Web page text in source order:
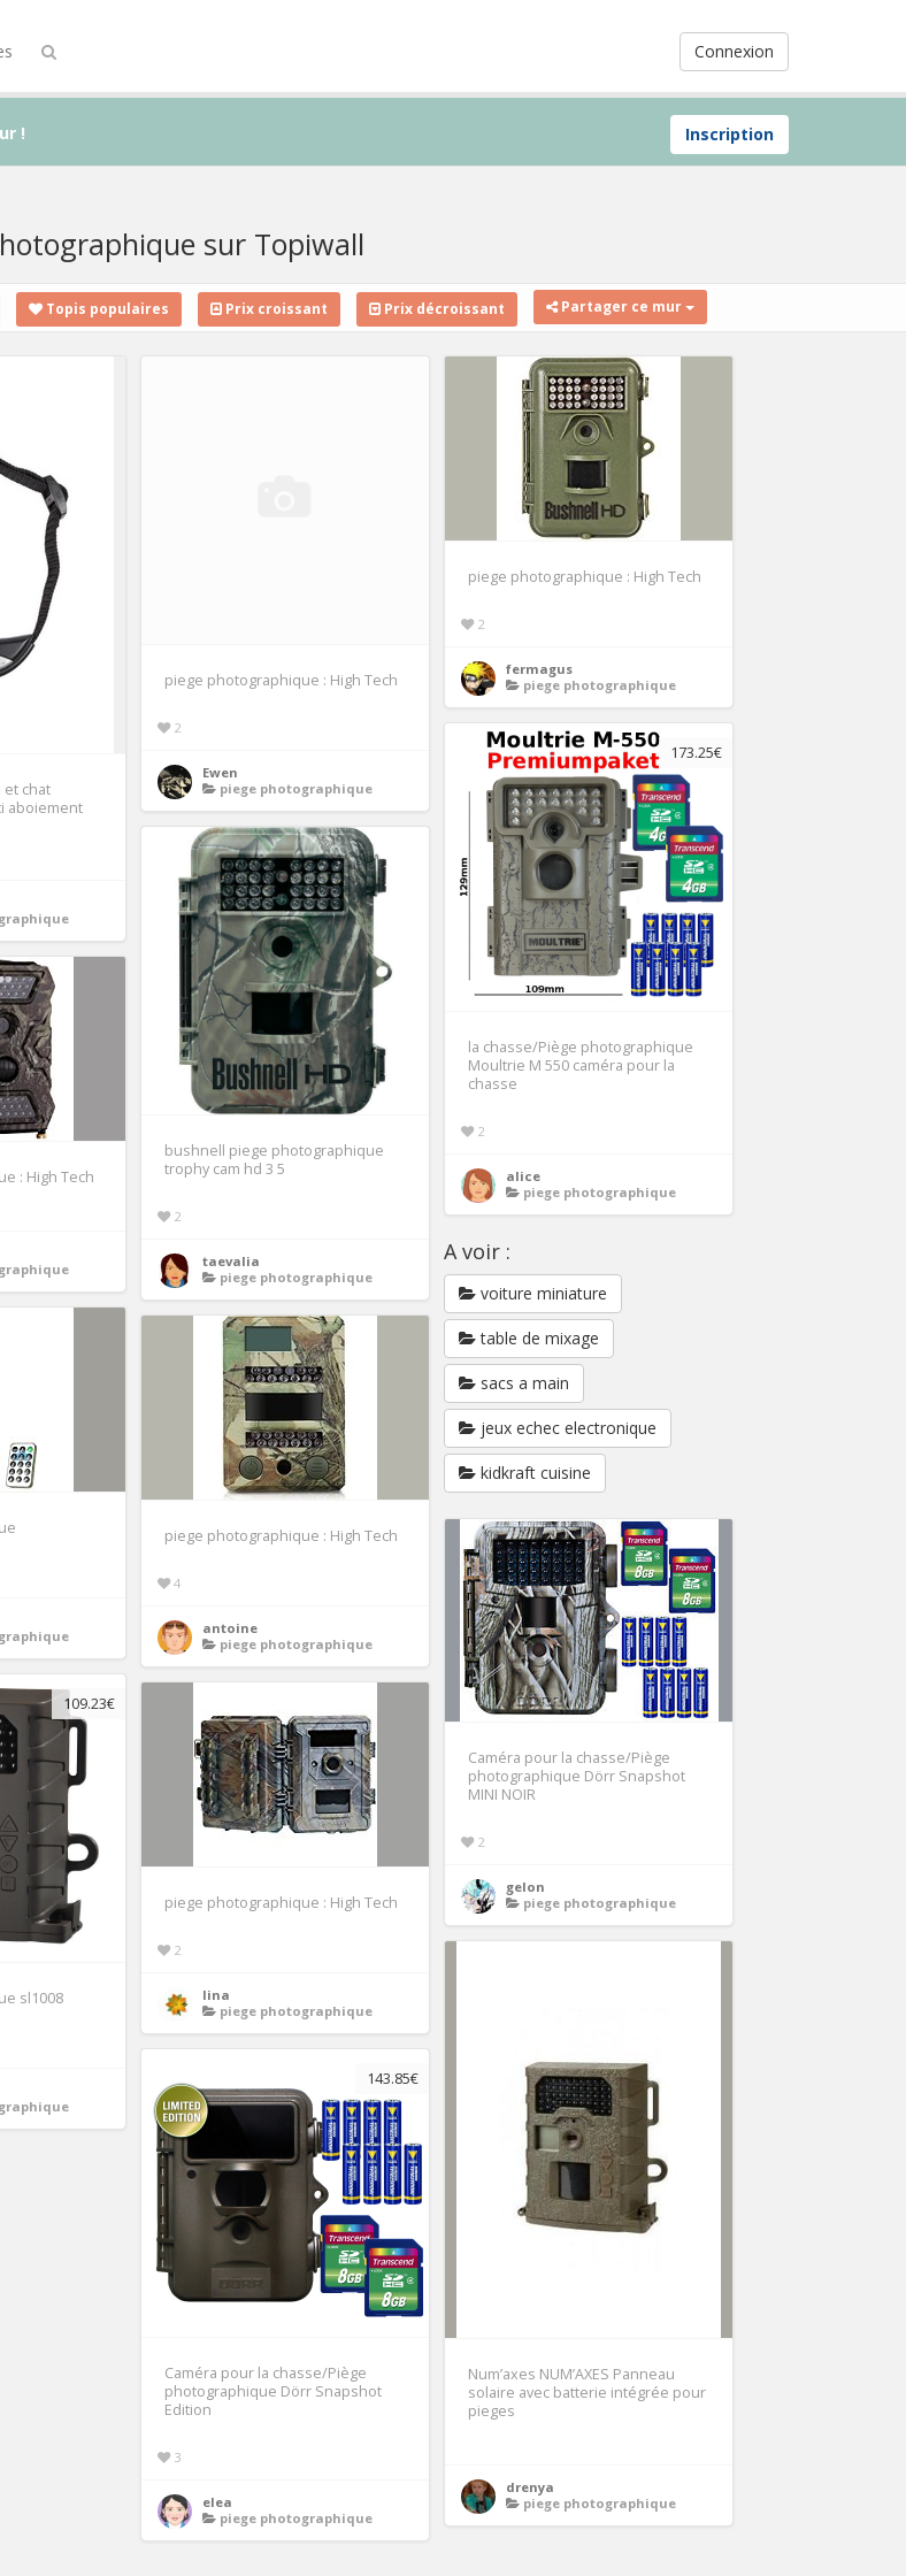
Connexion
Inscription
!
sur Topiwall
Topis populaires Prix croissant Prix décroissant Partager ce mur
et chat
aboiement
piege photographique : High Tech
2
Ewen
piege photographique
piege photographique : High Tech
2
fermagus
piege photographique
173.25€
la chasse/Piège photographique
Moultrie M 550 caméra pour la
chasse
2
alice
piege photographique
bushnell piege photographique
trophy cam hd 3 5
2
taevalia
piege photographique
: High Tech
A voir :
voiture miniature
table de mixage
sacs a main
jeux echec electronique
kidkraft cuisine
piege photographique : High Tech
4
antoine
piege photographique
Caméra pour la chasse/Piège
photographique Dörr Snapshot
MINI NOIR
2
gelon
piege photographique
109.23€
sl1008
piege photographique : High Tech
2
lina
piege photographique
Num’axes NUM’AXES Panneau
solaire avec batterie intégrée pour
pieges
drenya
piege photographique
143.85€
Caméra pour la chasse/Piège
photographique Dörr Snapshot
Edition
3
elea
piege photographique